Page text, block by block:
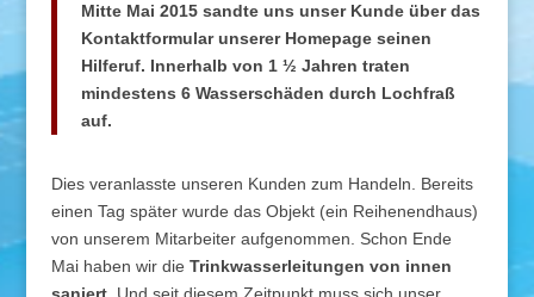
Mitte Mai 2015 sandte uns unser Kunde über das
Kontaktformular unserer Homepage seinen
Hilferuf. Innerhalb von 1 ½ Jahren traten
mindestens 6 Wasserschäden durch Lochfraß
auf.
Dies veranlasste unseren Kunden zum Handeln. Bereits
einen Tag später wurde das Objekt (ein Reihenendhaus)
von unserem Mitarbeiter aufgenommen. Schon Ende
Mai haben wir die Trinkwasserleitungen von innen